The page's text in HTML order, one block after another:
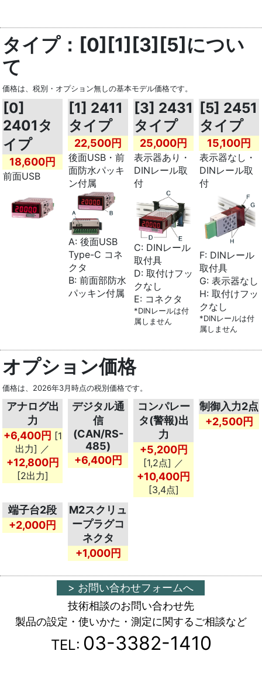
タイプ：[0][1][3][5]につい
て
価格は、税別・オプション無しの基本モデル価格です。
[0]
2401タ
イプ
18,600円
前面USB
[1] 2411
タイプ
22,500円
後面USB・前
面防水パッキ
ン付属
A: 後面USB
Type-C コネ
クタ
B: 前面部防水
パッキン付属
[3] 2431
タイプ
25,000円
表示器あり・
DINレール取
付
C: DINレール
取付具
D: 取付けフッ
クなし
E: コネクタ
*DINレールは付
属しません
[5] 2451
タイプ
15,100円
表示器なし・
DINレール取
付
F: DINレール
取付具
G: 表示器なし
H: 取付けフッ
クなし
*DINレールは付
属しません
オプション価格
価格は、2026年3月時点の税別価格です。
アナログ出
力
+6,400円 [1
出力] ／
+12,800円
[2出力]
デジタル通
信
(CAN/RS-
485)
+6,400円
コンパレー
タ(警報)出
力
+5,200円
[1,2点] ／
+10,400円
[3,4点]
制御入力2点
+2,500円
端子台2段
+2,000円
M2スクリュ
ープラグコ
ネクタ
+1,000円
> お問い合わせフォームへ
技術相談のお問い合わせ先
製品の設定・使いかた・測定に関するご相談など
TEL: 03-3382-1410